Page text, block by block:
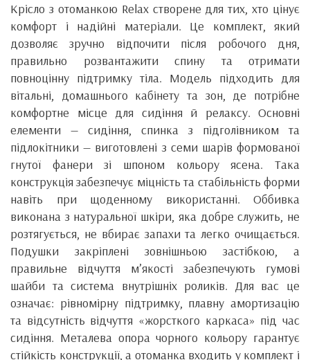
Крісло з отоманкою Relax створене для тих, хто цінує
комфорт і надійні матеріали. Це комплект, який
дозволяє зручно відпочити після робочого дня,
правильно розвантажити спину та отримати
повноцінну підтримку тіла. Модель підходить для
вітальні, домашнього кабінету та зон, де потрібне
комфортне місце для сидіння й релаксу. Основні
елементи — сидіння, спинка з підголівником та
підлокітники — виготовлені з семи шарів формованої
гнутої фанери зі шпоном кольору ясена. Така
конструкція забезпечує міцність та стабільність форми
навіть при щоденному використанні. Оббивка
виконана з натуральної шкіри, яка добре служить, не
розтягується, не вбирає запахи та легко очищається.
Подушки закріплені зовнішньою застібкою, а
правильне відчуття м’якості забезпечують гумові
шайби та система внутрішніх роликів. Для вас це
означає: рівномірну підтримку, плавну амортизацію
та відсутність відчуття «жорсткого каркаса» під час
сидіння. Металева опора чорного кольору гарантує
стійкість конструкції, а отоманка входить у комплект і